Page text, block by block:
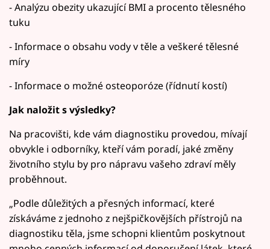
- Analýzu obezity ukazující BMI a procento tělesného
tuku
- Informace o obsahu vody v těle a veškeré tělesné
míry
- Informace o možné osteoporóze (řídnutí kostí)
Jak naložit s výsledky?
Na pracovišti, kde vám diagnostiku provedou, mívají
obvykle i odborníky, kteří vám poradí, jaké změny
životního stylu by pro nápravu vašeho zdraví měly
proběhnout.
„Podle důležitých a přesných informací, které
získáváme z jednoho z nejšpičkovějších přístrojů na
diagnostiku těla, jsme schopni klientům poskytnout